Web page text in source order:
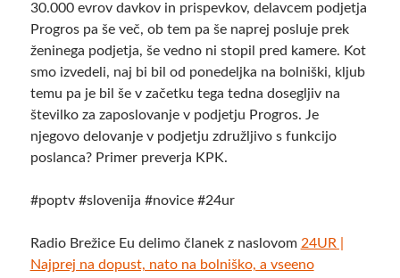
30.000 evrov davkov in prispevkov, delavcem podjetja
Progros pa še več, ob tem pa še naprej posluje prek
ženinega podjetja, še vedno ni stopil pred kamere. Kot
smo izvedeli, naj bi bil od ponedeljka na bolniški, kljub
temu pa je bil še v začetku tega tedna dosegljiv na
številko za zaposlovanje v podjetju Progros. Je
njegovo delovanje v podjetju združljivo s funkcijo
poslanca? Primer preverja KPK.
#poptv #slovenija #novice #24ur
Radio Brežice Eu delimo članek z naslovom 24UR |
Najprej na dopust, nato na bolniško, a vseeno